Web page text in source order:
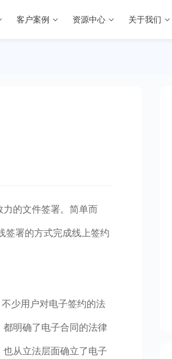
客户案例 资源中心 关于我们
力的文件签署。简单而
签署的方式完成线上签约
少用户对电子签约的法
明确了电子合同的法律
从立法层面确立了电子